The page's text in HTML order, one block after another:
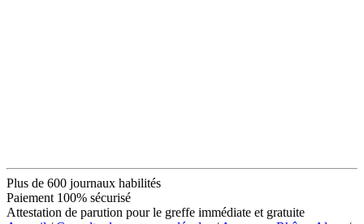
Plus de 600 journaux habilités
Paiement 100% sécurisé
Attestation de parution pour le greffe immédiate et gratuite